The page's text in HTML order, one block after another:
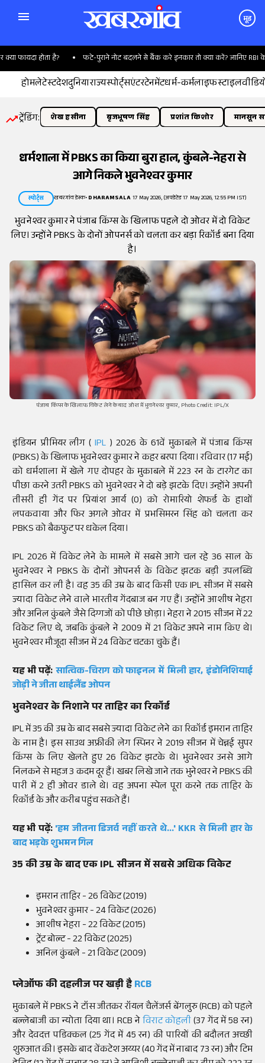
मूड
होता है? फटे-पुराने नोट बदलने से बैंक करे इनकार तो क्या करें? जानिए RBI के
होमलेटेस्टदेशदुनियाराज्यस्पोर्ट्सएंटरटेनमेंटधर्म-कर्मलाइफस्टाइल
ट्रेंडिंग: शेख हसीना बृजभूषण सिंह प्रशांत किशोर मानसून
धर्मशाला में PBKS का किया बुरा हाल, कुंबले-नेहरा से
आगे निकले भुवनेश्वर कुमार
स्पोर्ट्स खबरगांव डेस्क•DHARAMSALA17 May 2026, (अपडेटेड 17 May 2026, 12:55 PM IST)
भुवनेश्वर कुमार ने पंजाब किंग्स के खिलाफ पहले दो ओवर में दो विकेट
लिए। उन्होंने PBKS के दोनों ओपनर्स को चलता कर बड़ा रिकॉर्ड बना दिया
है।
पंजाब किंग्स के खिलाफ विकेट लेने के बाद जोश में भुवनेश्वर कुमार, Photo Credit: IPL/X
इंडियन प्रीमियर लीग ( IPL ) 2026 के 61वें मुकाबले में पंजाब किंग्स
(PBKS) के खिलाफ भुवनेश्वर कुमार ने कहर बरपा दिया। रविवार (17 मई)
को धर्मशाला में खेले गए दोपहर के मुकाबले में 223 रन के टारगेट का
पीछा करने उतरी PBKS को भुवनेश्वर ने दो बड़े झटके दिए। उन्होंने अपनी
तीसरी ही गेंद पर प्रियांश आर्य (0) को रोमारियो शेफर्ड के हाथों
लपकवाया और फिर अगले ओवर में प्रभसिमरन सिंह को चलता कर
PBKS को बैकफुट पर धकेल दिया।
IPL 2026 में विकेट लेने के मामले में सबसे आगे चल रहे 36 साल के
भुवनेश्वर ने PBKS के दोनों ओपनर्स के विकेट झटक बड़ी उपलब्धि
हासिल कर ली है। वह 35 की उम्र के बाद किसी एक IPL सीजन में सबसे
ज्यादा विकेट लेने वाले भारतीय गेंदबाज बन गए हैं। उन्होंने आशीष नेहरा
और अनिल कुंबले जैसे दिग्गजों को पीछे छोड़ा। नेहरा ने 2015 सीजन में 22
विकेट लिए थे, जबकि कुंबले ने 2009 में 21 विकेट अपने नाम किए थे।
भुवनेश्वर मौजूदा सीजन में 24 विकेट चटका चुके हैं।
यह भी पढ़ें:सात्विक-चिराग को फाइनल में मिली हार, इंडोनिशियाई
जोड़ी ने जीता थाईलैंड ओपन
भुवनेश्वर के निशाने पर ताहिर का रिकॉर्ड
IPL में 35 की उम्र के बाद सबसे ज्यादा विकेट लेने का रिकॉर्ड इमरान ताहिर
के नाम है। इस साउथ अफ्रीकी लेग स्पिनर ने 2019 सीजन में चेन्नई सुपर
किंग्स के लिए खेलते हुए 26 विकेट झटके थे। भुवनेश्वर उनसे आगे
निलकने से महज 3 कदम दूर हैं। खबर लिखे जाने तक भुनेश्वर ने PBKS की
पारी में 2 ही ओवर डाले थे। वह अपना स्पेल पूरा करने तक ताहिर के
रिकॉर्ड के और करीब पहुंच सकते हैं।
यह भी पढ़ें:'हम जीतना डिजर्व नहीं करते थे...' KKR से मिली हार के
बाद भड़के शुभमन गिल
35 की उम्र के बाद एक IPL सीजन में सबसे अधिक विकेट
इमरान ताहिर - 26 विकेट (2019)
भुवनेश्वर कुमार - 24 विकेट (2026)
आशीष नेहरा - 22 विकेट (2015)
ट्रेंट बोल्ट - 22 विकेट (2025)
अनिल कुंबले - 21 विकेट (2009)
प्लेऑफ की दहलीज पर खड़ी हैRCB
मुकाबले में PBKS ने टॉस जीतकर रॉयल चैलेंजर्स बेंगलुरु (RCB) को पहले
बल्लेबाजी का न्योता दिया था। RCB नेविराट कोहली(37 गेंद में 58 रन)
और देवदत्त पडिक्कल (25 गेंद में 45 रन) की पारियों की बदौलत अच्छी
शुरुआत की। इसके बाद वेंकटेश अय्यर (40 गेंद में नाबाद 73 रन) और टिम